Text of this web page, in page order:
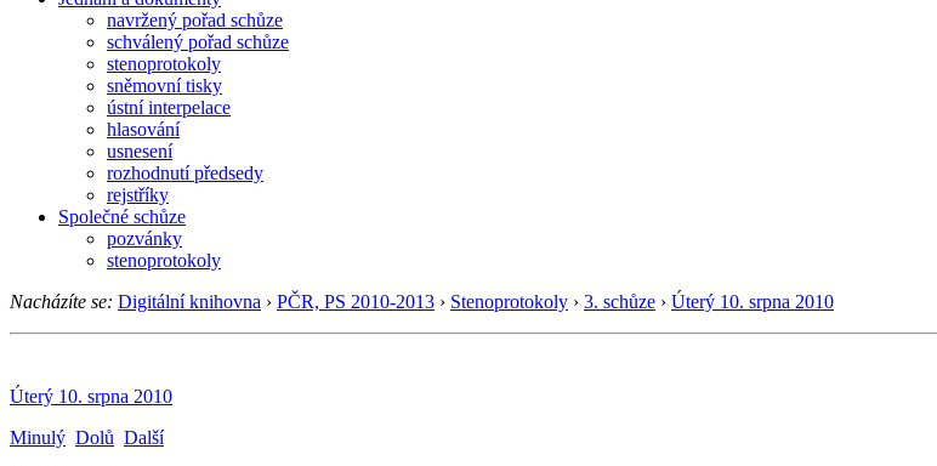
navržený pořad schůze
schválený pořad schůze
stenoprotokoly
sněmovní tisky
ústní interpelace
hlasování
usnesení
rozhodnutí předsedy
rejstříky
Společné schůze
pozvánky
stenoprotokoly
Nacházíte se: Digitální knihovna › PČR, PS 2010-2013 › Stenoprotokoly › 3. schůze › Úterý 10. srpna 2010
Úterý 10. srpna 2010
Minulý Dolů Další